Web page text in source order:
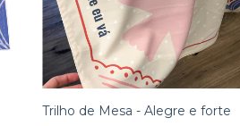
Trilho de Mesa - Alegre e forte